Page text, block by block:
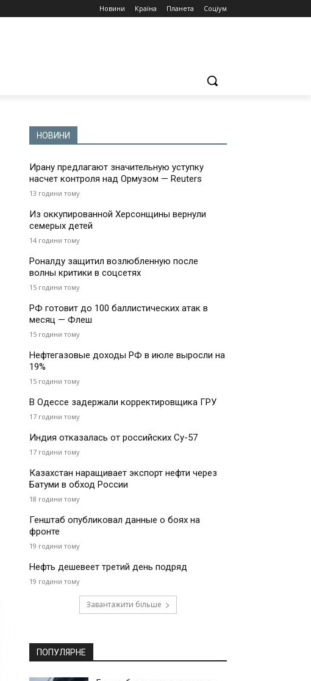
Новини Країна Планета Соціум
НОВИНИ
Ирану предлагают значительную уступку
насчет контроля над Ормузом — Reuters
13 години тому
Из оккупированной Херсонщины вернули
семерых детей
14 години тому
Роналду защитил возлюбленную после
волны критики в соцсетях
15 години тому
РФ готовит до 100 баллистических атак в
месяц — Флеш
15 години тому
Нефтегазовые доходы РФ в июле выросли на
19%
15 години тому
В Одессе задержали корректировщика ГРУ
17 години тому
Индия отказалась от российских Су-57
17 години тому
Казахстан наращивает экспорт нефти через
Батуми в обход России
18 години тому
Генштаб опубликовал данные о боях на
фронте
19 години тому
Нефть дешевеет третий день подряд
19 години тому
Завантажити більше
ПОПУЛЯРНЕ